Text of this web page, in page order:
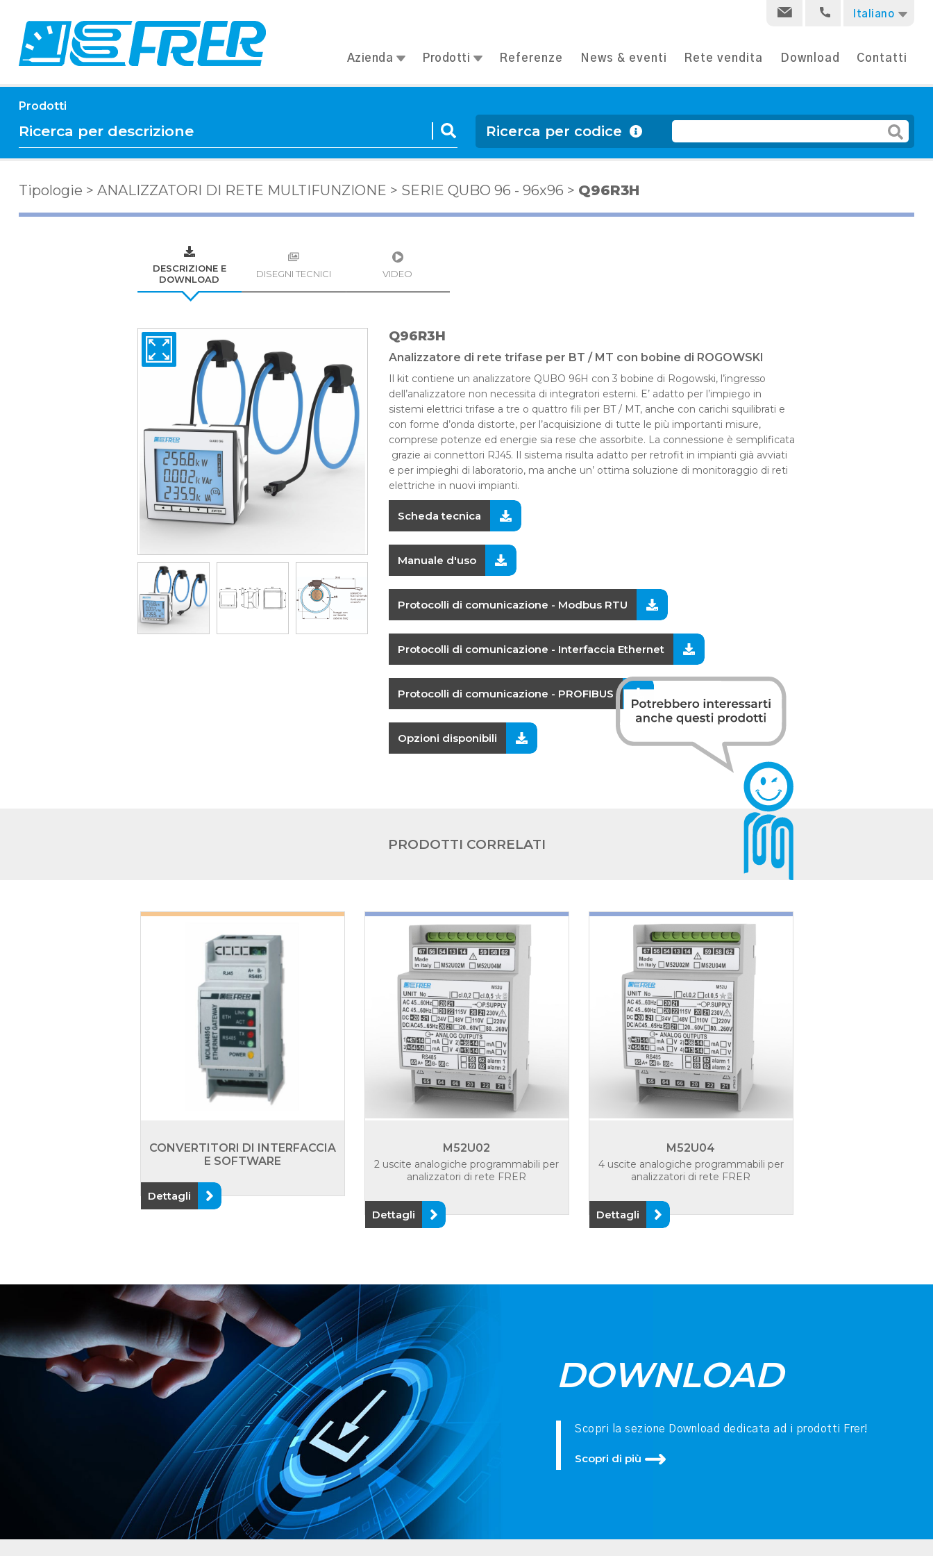
Italiano
Azienda Prodotti Referenze News & eventi Rete vendita Download Contatti
Prodotti
Ricerca per codice
Tipologie > ANALIZZATORI DI RETE MULTIFUNZIONE > SERIE QUBO 96 - 96x96 > Q96R3H
DESCRIZIONE E
DOWNLOAD
DISEGNI TECNICI VIDEO
Q96R3H
Analizzatore di rete trifase per BT / MT con bobine di ROGOWSKI
Il kit contiene un analizzatore QUBO 96H con 3 bobine di Rogowski, l’ingresso
dell’analizzatore non necessita di integratori esterni. E’ adatto per l’impiego in
sistemi elettrici trifase a tre o quattro fili per BT / MT, anche con carichi squilibrati e
con forme d’onda distorte, per l’acquisizione di tutte le più importanti misure,
comprese potenze ed energie sia rese che assorbite. La connessione è semplificata
grazie ai connettori RJ45. Il sistema risulta adatto per retrofit in impianti già avviati
e per impieghi di laboratorio, ma anche un’ ottima soluzione di monitoraggio di reti
elettriche in nuovi impianti.
Scheda tecnica
Manuale d'uso
Protocolli di comunicazione - Modbus RTU
Protocolli di comunicazione - Interfaccia Ethernet
Protocolli di comunicazione - PROFIBUS
Opzioni disponibili
PRODOTTI CORRELATI
CONVERTITORI DI INTERFACCIA
E SOFTWARE
Dettagli
M52U02
2 uscite analogiche programmabili per
analizzatori di rete FRER
Dettagli
M52U04
4 uscite analogiche programmabili per
analizzatori di rete FRER
Dettagli
DOWNLOAD
Scopri la sezione Download dedicata ad i prodotti Frer!
Scopri di più